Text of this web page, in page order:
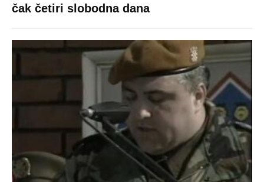
čak četiri slobodna dana